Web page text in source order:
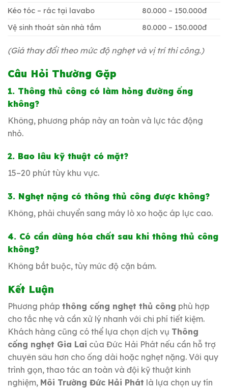
Kéo tóc – rác tại lavabo
80.000 – 150.000đ
Vệ sinh thoát sàn nhà tắm
80.000 – 150.000đ
(Giá thay đổi theo mức độ nghẹt và vị trí thi công.)
Câu Hỏi Thường Gặp
1. Thông thủ công có làm hỏng đường ống
không?
Không, phương pháp này an toàn và lực tác động
nhỏ.
2. Bao lâu kỹ thuật có mặt?
15–20 phút tùy khu vực.
3. Nghẹt nặng có thông thủ công được không?
Không, phải chuyển sang máy lò xo hoặc áp lực cao.
4. Có cần dùng hóa chất sau khi thông thủ công
không?
Không bắt buộc, tùy mức độ cặn bám.
Kết Luận
Phương pháp thông cống nghẹt thủ công phù hợp
cho tắc nhẹ và cần xử lý nhanh với chi phí tiết kiệm.
Khách hàng cũng có thể lựa chọn dịch vụ Thông
cống nghẹt Gia Lai của Đức Hải Phát nếu cần hỗ trợ
chuyên sâu hơn cho ống dài hoặc nghẹt nặng. Với quy
trình gọn, thao tác an toàn và đội kỹ thuật kinh
nghiệm, Môi Trường Đức Hải Phát là lựa chọn uy tín